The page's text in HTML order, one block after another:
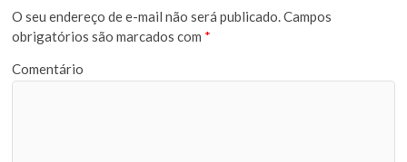
O seu endereço de e-mail não será publicado.Campos
obrigatórios são marcados com *
Comentário